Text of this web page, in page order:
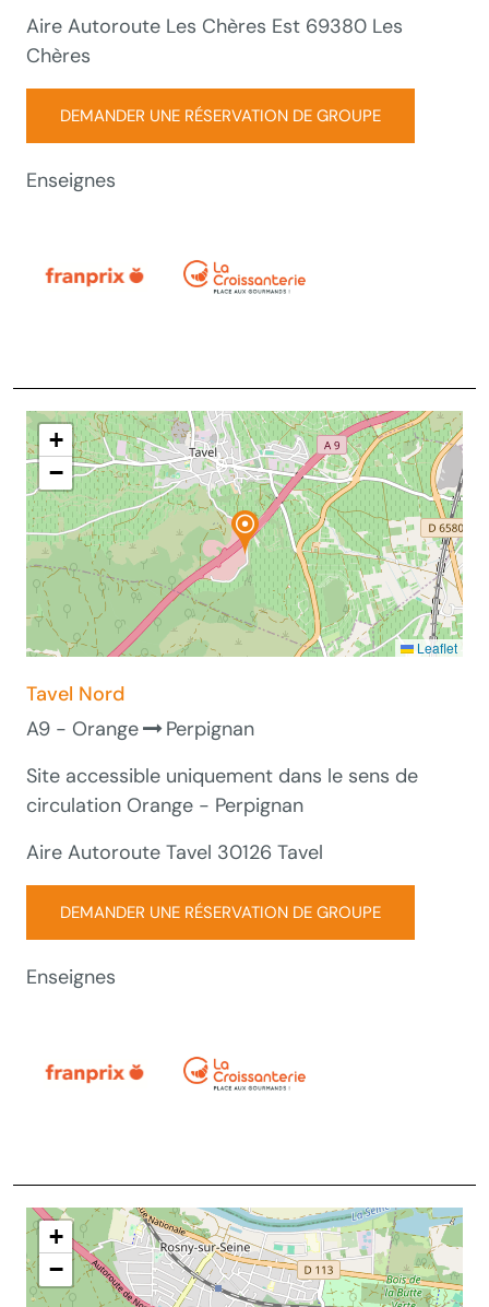
Aire Autoroute Les Chères Est 69380 Les
Chères
DEMANDER UNE RÉSERVATION DE GROUPE
Enseignes
+
−
Leaflet
Tavel Nord
A9 - Orange
Perpignan
Site accessible uniquement dans le sens de
circulation Orange - Perpignan
Aire Autoroute Tavel 30126 Tavel
DEMANDER UNE RÉSERVATION DE GROUPE
Enseignes
+
−